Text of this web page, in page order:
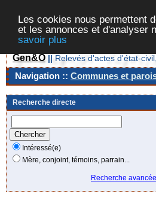
Les cookies nous permettent
et les annonces et d'analyser
savoir plus
Gen&O || Relevés d'actes d'état-
Navigation :: Communes et
Recherche directe
Intéressé(e)
Mère, conjoint, témoins, parrain...
Recherche avancée